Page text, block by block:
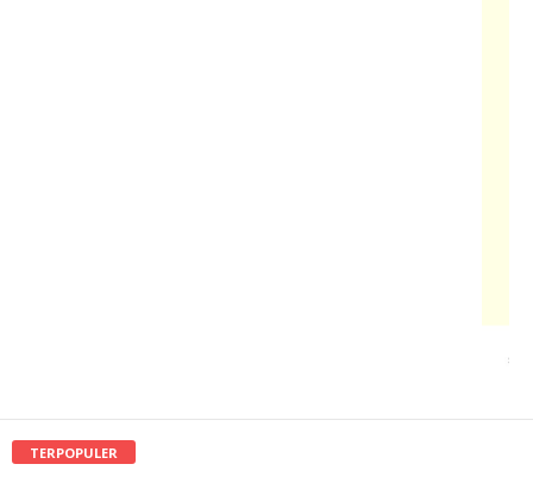
TERPOPULER